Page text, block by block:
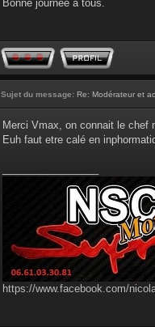
Bonne journée à tous.
Sujet du message: Re: Modérateur et
Merci Vmax, on connait le chef
Euh faut etre calé en
https://www.facebook.com/